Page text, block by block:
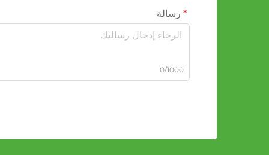
رسالة
0/1000